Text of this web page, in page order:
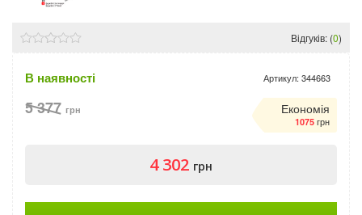
Відгуків: (0)
В наявності Артикул: 344663
5 377 грн Економія
1075 грн
4 302 грн